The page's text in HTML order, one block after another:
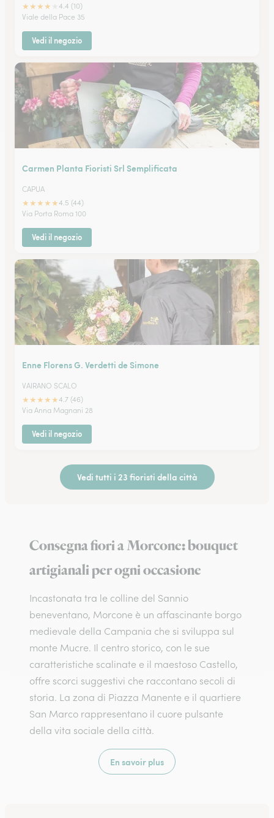
★★★★
4.4 (10)
Viale della Pace 35
Vedi il negozio
Carmen Planta Fioristi Srl Semplificata
CAPUA
★★★★★4.5 (44)
Via Porta Roma 100
Vedi il negozio
Enne Florens G. Verdetti de Simone
VAIRANO SCALO
★★★★★4.7 (46)
Via Anna Magnani 28
Vedi il negozio
Vedi tutti i 23 fioristi della città
Consegna fiori a Morcone: bouquet
artigianali per ogni occasione
Incastonata tra le colline del Sannio
beneventano, Morcone è un affascinante borgo
medievale della Campania che si sviluppa sul
monte Mucre. Il centro storico, con le sue
caratteristiche scalinate e il maestoso Castello,
offre scorci suggestivi che raccontano secoli di
storia. La zona di Piazza Manente e il quartiere
San Marco rappresentano il cuore pulsante
della vita sociale della città.
En savoir plus